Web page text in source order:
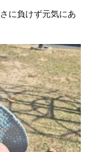
に負けず元気にあ